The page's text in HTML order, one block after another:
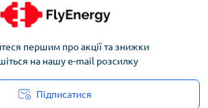
першим про акції та знижки
на нашу e-mail розсилку
Підписатися